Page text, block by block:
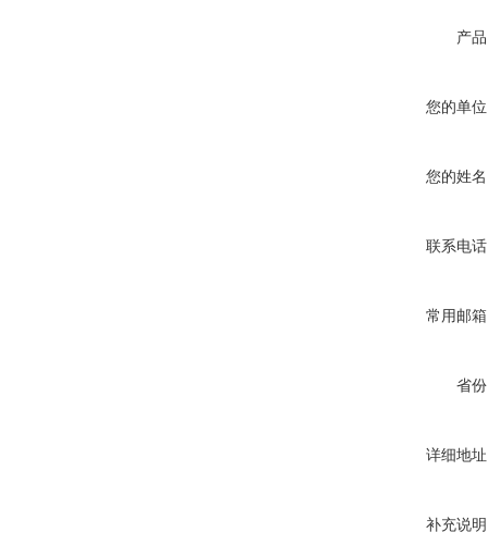
产
您的单
您的姓
联系电
常用邮
省
详细地
补充说